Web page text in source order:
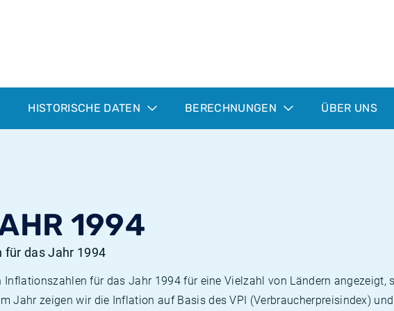
HISTORISCHE DATEN BERECHNUNGEN ÜBER UNS
1994
das Jahr 1994
für das Jahr 1994 für eine Vielzahl von Ländern angezeigt,
Jahr zeigen wir die Inflation auf Basis des VPI (Verbraucherpreisindex)